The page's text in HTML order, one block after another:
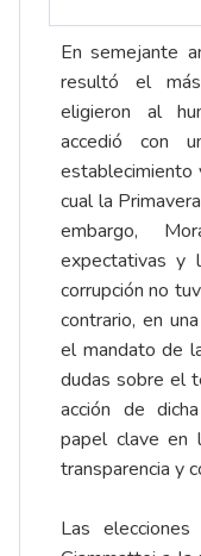
En semejante
resultó el
eligieron al
accedió con
establecimiento
cual la
embargo,
expectativas y
corrupción no
contrario, en
el mandato de
dudas sobre el
acción de
papel clave en
transparencia y
Las